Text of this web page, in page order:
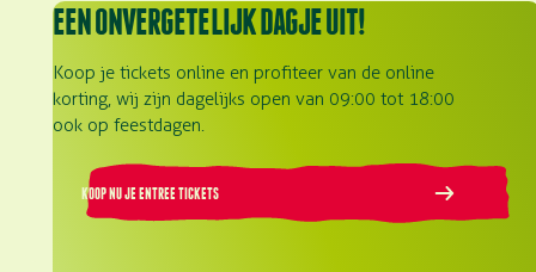
EEN ONVERGETELIJK DAGJE UIT!
Koop je tickets online en profiteer van de online
korting, wij zijn dagelijks open van 09:00 tot 18:00
ook op feestdagen.
KOOP NU JE ENTREE TICKETS